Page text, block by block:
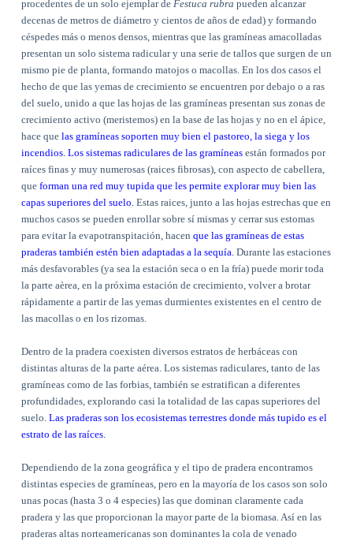
procedentes de un solo ejemplar de Festuca rubra pueden alcanzar
decenas de metros de diámetro y cientos de años de edad) y formando
céspedes más o menos densos, mientras que las gramíneas amacolladas
presentan un solo sistema radicular y una serie de tallos que surgen de un
mismo pie de planta, formando matojos o macollas. En los dos casos el
hecho de que las yemas de crecimiento se encuentren por debajo o a ras
del suelo, unido a que las hojas de las gramíneas presentan sus zonas de
crecimiento activo (meristemos) en la base de las hojas y no en el ápice,
hace que las gramíneas soporten muy bien el pastoreo, la siega y los
incendios. Los sistemas radiculares de las gramíneasestán formados por
raíces finas y muy numerosas (raices fibrosas), con aspecto de cabellera,
que forman una red muy tupida que les permite explorar muy bien las
capas superiores del suelo. Estas raices, junto a las hojas estrechas que en
muchos casos se pueden enrollar sobre sí mismas y cerrar sus estomas
para evitar la evapotranspitación, hacen que las gramíneas de estas
praderas también estén bien adaptadas a la sequía. Durante las estaciones
más desfavorables (ya sea la estación seca o en la fría) puede morir toda
la parte aèrea, en la próxima estación de crecimiento, volver a brotar
rápidamente a partir de las yemas durmientes existentes en el centro de
las macollas o en los rizomas.
Dentro de la pradera coexisten diversos estratos de herbáceas con
distintas alturas de la parte aérea. Los sistemas radiculares, tanto de las
gramíneas como de las forbias, también se estratifican a diferentes
profundidades, explorando casi la totalidad de las capas superiores del
suelo. Las praderas son los ecosistemas terrestres donde más tupido es el
estrato de las raíces.
Dependiendo de la zona geográfica y el tipo de pradera encontramos
distintas especies de gramíneas, pero en la mayoría de los casos son solo
unas pocas (hasta 3 o 4 especies) las que dominan claramente cada
pradera y las que proporcionan la mayor parte de la biomasa. Así en las
praderas altas norteamericanas son dominantes la cola de venado